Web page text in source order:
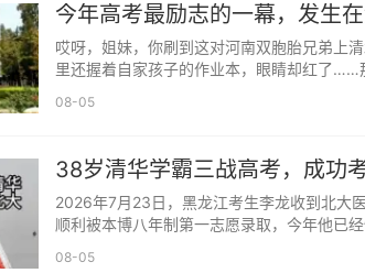
己的遗憾、未完成的梦想全部寄托在孩子身
。孩子扛不起全家人的期待重担，背负太多
考当成孩子人生一次正常考试，不是人生唯
，是默默做好这几件实在事
，不代表家长什么都不用做，而是把精力放
今年高考最励志的一幕，发生
的双胞胎兄弟活生生上演了什
哎呀，姐妹，你刷到这对河南双胞胎兄弟上
里还握着自家孩子的作业本，眼睛却红了……
08-05
38岁清华学霸三战高考，成功
2026年7月23日，黑龙江考生李龙收到北大
顺利被本博八年制第一志愿录取，今年他已
08-05